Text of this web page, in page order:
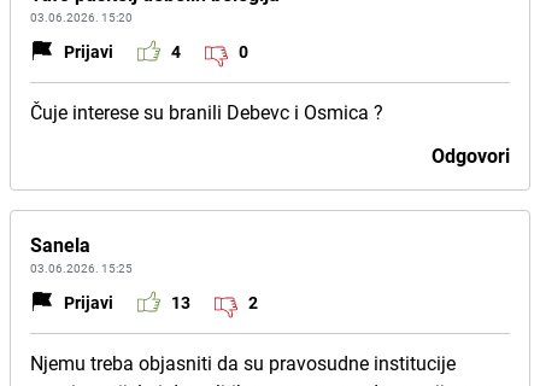
03.06.2026. 15:20
Prijavi 4 0
Čuje interese su branili Debevc i Osmica ?
Odgovori
Sanela
03.06.2026. 15:25
Prijavi 13 2
Njemu treba objasniti da su pravosudne institucije